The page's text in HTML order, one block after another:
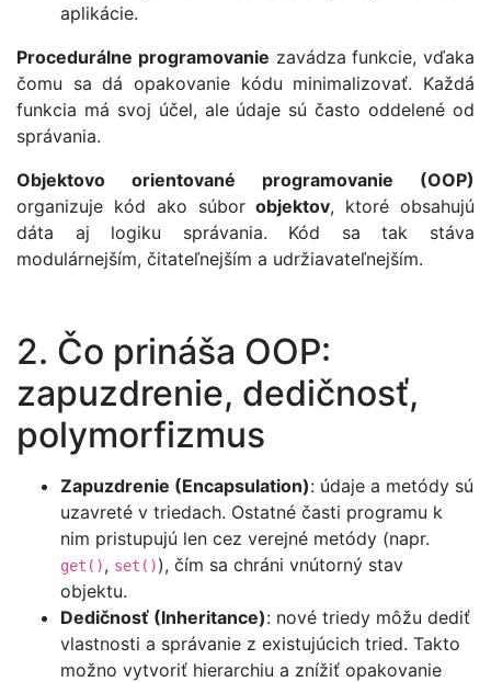
aplikácie.
Procedurálne programovanie zavádza funkcie, vďaka
čomu sa dá opakovanie kódu minimalizovať. Každá
funkcia má svoj účel, ale údaje sú často oddelené od
správania.
Objektovo orientované programovanie (OOP)
organizuje kód ako súborobjektov, ktoré obsahujú
dáta aj logiku správania. Kód sa tak stáva
modulárnejším, čitateľnejším a udržiavateľnejším.
2. Čo prináša OOP:
zapuzdrenie, dedičnosť,
polymorfizmus
Zapuzdrenie (Encapsulation): údaje a metódy sú
uzavreté v triedach. Ostatné časti programu k
nim pristupujú len cez verejné metódy (napr.
get(), set()), čím sa chráni vnútorný stav
objektu.
Dedičnosť (Inheritance): nové triedy môžu dediť
vlastnosti a správanie z existujúcich tried. Takto
možno vytvoriť hierarchiu a znížiť opakovanie